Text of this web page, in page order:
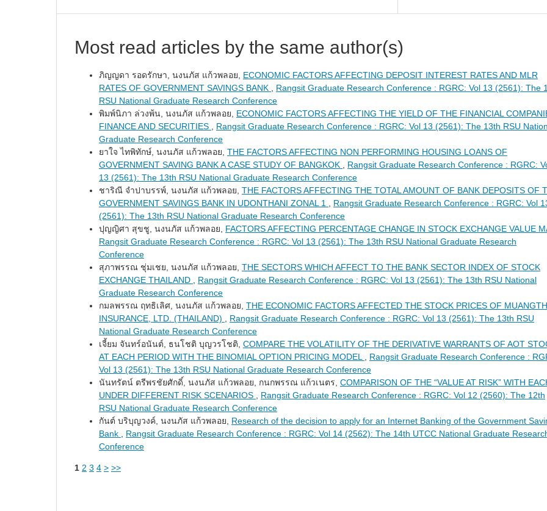
Most read articles by the same author(s)
ภิญญดา รอดรักษา, นงนภัส แก้วพลอย, ECONOMIC FACTORS AFFECTING DEPOSIT INTEREST RATES AND MLR
RATES OF GOVERNMENT SAVINGS BANK
Rangsit Graduate Research Conference : RGRC: Vol 13 (2561): The
RSU National Graduate Research Conference
พิมพ์นิภา ล่วงพ้น, นงนภัส แก้วพลอย, ECONOMIC FACTORS AFFECTING THE YIELD OF THE FINANCIAL
FINANCE AND SECURITIES
Rangsit Graduate Research Conference : RGRC: Vol 13 (2561): The 13th RSU
Graduate Research Conference
ยาใจ ไทพิทักษ์, นงนภัส แก้วพลอย, THE FACTORS AFFECTING NON PERFORMING HOUSING LOANS OF
GOVERNMENT SAVING BANK A CASE STUDY OF BANGKOK
Rangsit Graduate Research Conference : RGRC:
13 (2561): The 13th RSU National Graduate Research Conference
ชาริณี จำปาบรรพ์, นงนภัส แก้วพลอย, THE FACTORS AFFECTING THE TOTAL AMOUNT OF BANK DEPOSITS OF
GOVERNMENT SAVINGS BANK IN UDONTHANI ZONAL 1
Rangsit Graduate Research Conference : RGRC: Vol
(2561): The 13th RSU National Graduate Research Conference
ปุญญิศา สุขชู, นงนภัส แก้วพลอย, FACTORS AFFECTING PERCENTAGE CHANGE IN STOCK EXCHANGE VALUE
Rangsit Graduate Research Conference : RGRC: Vol 13 (2561): The 13th RSU National Graduate Research
Conference
สุภาพรรณ ชุ่มเชย, นงนภัส แก้วพลอย, THE SECTORS WHICH AFFECT TO THE BANK SECTOR INDEX OF STOCK
EXCHANGE THAILAND
Rangsit Graduate Research Conference : RGRC: Vol 13 (2561): The 13th RSU National
Graduate Research Conference
กมลพรรณ ฤทธิเลิศ, นงนภัส แก้วพลอย, THE ECONOMIC FACTORS AFFECTED THE STOCK PRICES OF
INSURANCE, LTD. (THAILAND)
Rangsit Graduate Research Conference : RGRC: Vol 13 (2561): The 13th RSU
National Graduate Research Conference
เจี้ยม จันทร์อนันต์, ธนโชติ บุญวรโชติ, COMPARE THE VOLATILITY OF THE DERIVATIVE WARRANTS OF AOT
AT EACH PERIOD WITH THE BINOMIAL OPTION PRICING MODEL
Rangsit Graduate Research Conference :
Vol 13 (2561): The 13th RSU National Graduate Research Conference
นันทรัตน์ ตรีพรชัยศักดิ์, นงนภัส แก้วพลอย, กนกพรรณ แก้วเนตร, COMPARISON OF THE “VALUE AT RISK” WITH
UNDER DIFFERENT RISK SCENARIOS
Rangsit Graduate Research Conference : RGRC: Vol 12 (2560): The 12th
RSU National Graduate Research Conference
กันต์ บริบุญวงค์, นงนภัส แก้วพลอย, Research of the decision to apply for an Internet Banking of the Government
Bank
Rangsit Graduate Research Conference : RGRC: Vol 14 (2562): The 14th UTCC National Graduate
Conference
1 2 3 4 > >>